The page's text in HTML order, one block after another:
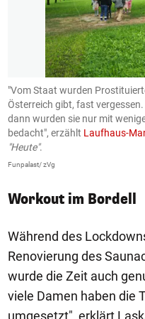
"Vom Staat wurden
Österreich gibt, fast
dann wurden sie nur mit
bedacht", erzählt Laufhaus-
"Heute".
Funpalast/ zVg
Workout im Bordell
Während des
Renovierung des
wurde die Zeit auch
viele Damen haben die
umgesetzt", erklärt